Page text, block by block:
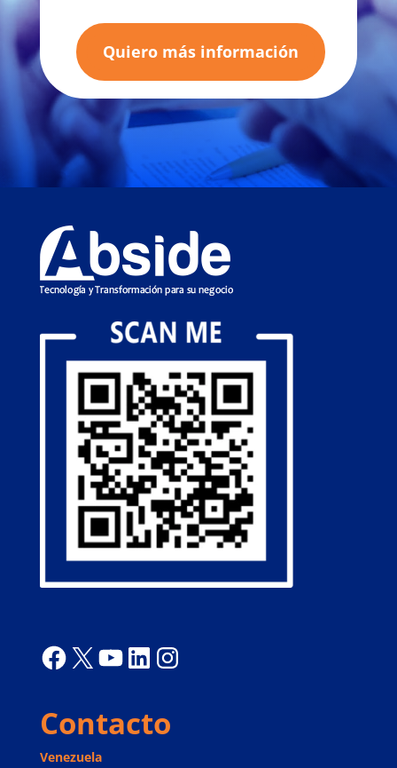
Quiero más información
Facebook
X YouTube
LinkedIn
Instagram
Contacto
Venezuela